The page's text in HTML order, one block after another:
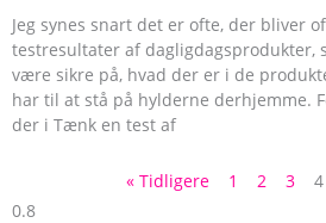
Jeg synes snart det er ofte, der bliver
testresultater af dagligdagsprodukter,
være sikre på, hvad der er i de
har til at stå på hylderne derhjemme.
der i Tænk en test af
« Tidligere 1 2 3 4